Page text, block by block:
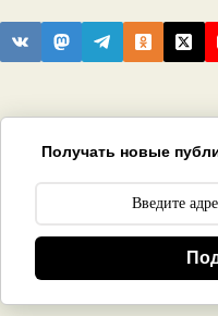
Получать новые